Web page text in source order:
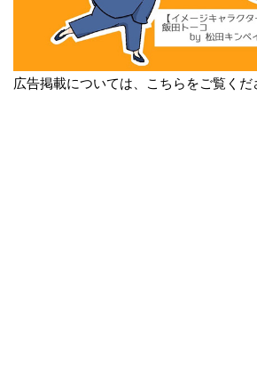
広告掲載については、こちらをご覧くだ